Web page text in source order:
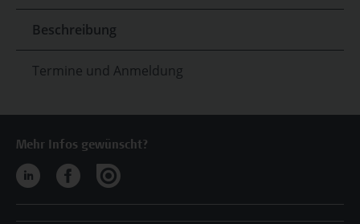
Beschreibung
Termine und Anmeldung
Mehr Infos gewünscht?